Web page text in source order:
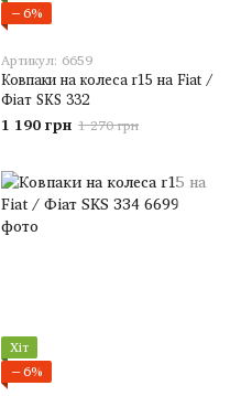
−6%
Артикул: 6659
Ковпаки на колеса r15 на Fiat /
Фіат SKS 332
1 190 грн 1 270 грн
Хіт
−6%